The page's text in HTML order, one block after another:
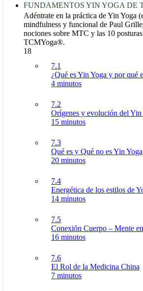
FUNDAMENTOS YIN YOGA DE
Adéntrate en la práctica de Yin Yoga
mindfulness y funcional de Paul
nociones sobre MTC y las 10
TCMYoga®.
18
7.1
¿Qué es Yin Yoga y por qué
4 minutos
7.2
Orígenes y evolución del Yin
15 minutos
7.3
Qué es y Qué no es Yin Yoga
20 minutos
7.4
Energética de los estilos de
14 minutos
7.5
Conexión Cuerpo – Mente
16 minutos
7.6
El Rol de la Medicina China
7 minutos